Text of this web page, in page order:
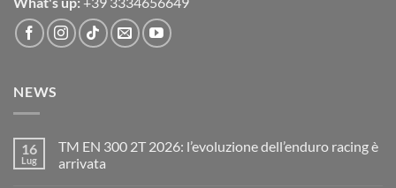
NEWS
16
Lug
TM EN 300 2T 2026: l’evoluzione dell’enduro racing è
arrivata